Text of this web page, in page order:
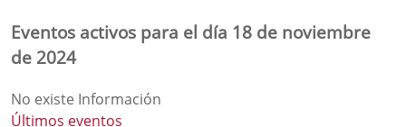
Eventos activos para el día 18 de noviembre
de 2024
No existe Información
Últimos eventos